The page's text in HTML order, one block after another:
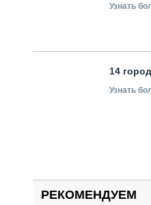
Узнать
14
Узнать
РЕКОМЕНДУЕМ